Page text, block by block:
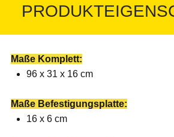
Maße Komplett:
96 x 31 x 16 cm
Maße Befestigungsplatte:
16 x 6 cm